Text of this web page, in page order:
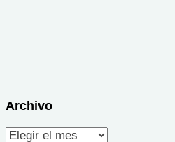
Archivo
Archivo